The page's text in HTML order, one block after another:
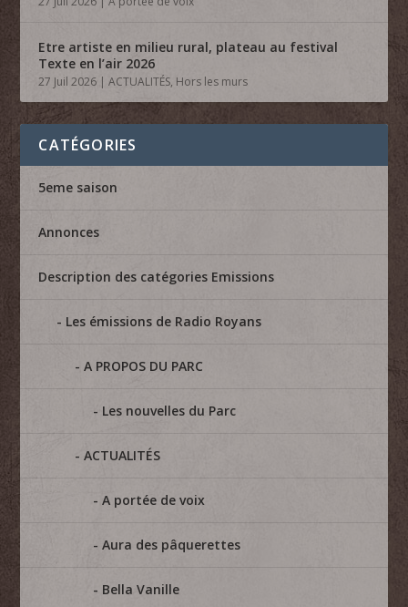
Etre artiste en milieu rural, plateau au festival
Texte en l’air 2026
27 Juil 2026 |ACTUALITÉS, Hors les murs
CATÉGORIES
5eme saison
Annonces
Description des catégories Emissions
Les émissions de Radio Royans
A PROPOS DU PARC
Les nouvelles du Parc
ACTUALITÉS
A portée de voix
Aura des pâquerettes
Bella Vanille